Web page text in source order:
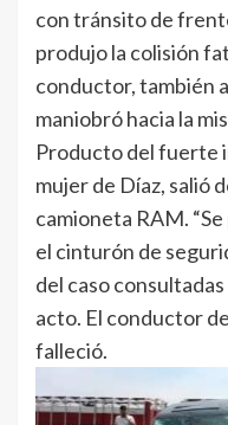
con tránsito de
produjo la colisión
conductor, también
maniobró hacia la
Producto del fuerte
mujer de Díaz, salió
camioneta RAM.
el cinturón de
del caso
acto. El conductor
falleció.